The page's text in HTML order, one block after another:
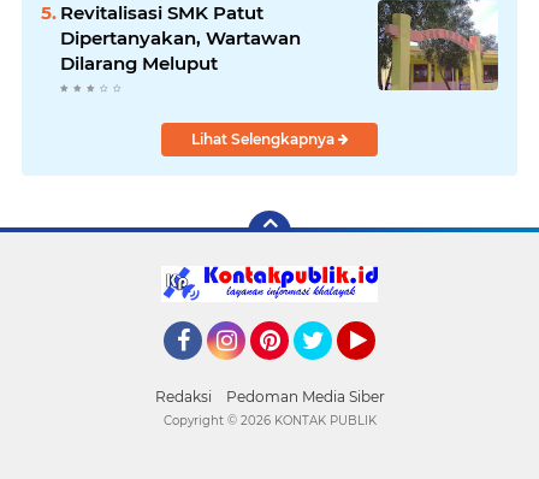
Revitalisasi SMK Patut
Dipertanyakan, Wartawan
Dilarang Meluput
Lihat Selengkapnya
Redaksi Pedoman Media Siber
Copyright © 2026 KONTAK PUBLIK